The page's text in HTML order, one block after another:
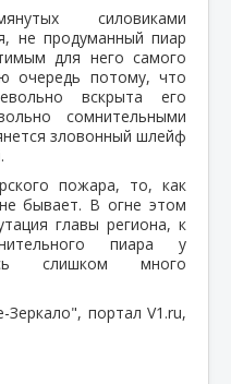
силовиками
не продуманный пиар
для него самого
очередь потому, что
вскрыта его
сомнительными
зловонный шлейф
пожара, то, как
бывает. В огне этом
главы региона, к
пиара у
слишком много
портал V1.ru,